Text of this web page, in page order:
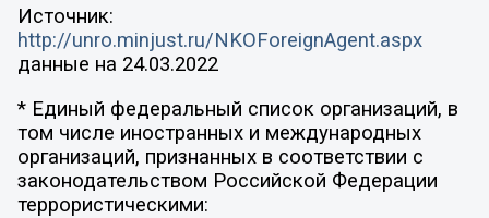
Источник:
http://unro.minjust.ru/NKOForeignAgent.aspx
данные на 24.03.2022
* Единый федеральный список организаций, в
том числе иностранных и международных
организаций, признанных в соответствии с
законодательством Российской Федерации
террористическими: